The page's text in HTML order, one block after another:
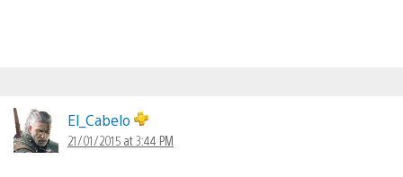
El_Cabelo
21/01/2015 at 3:44 PM